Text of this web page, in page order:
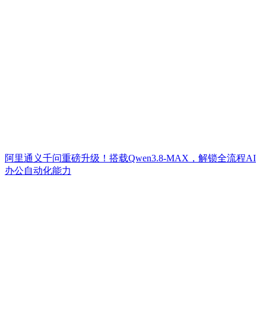
阿里通义千问重磅升级！搭载Qwen3.8-MAX，解锁全流程AI
办公自动化能力